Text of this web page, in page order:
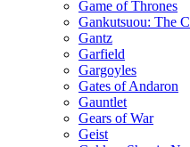
Game of Thrones
Gankutsuou: The
Gantz
Garfield
Gargoyles
Gates of Andaron
Gauntlet
Gears of War
Geist